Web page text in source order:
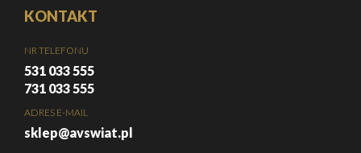
KONTAKT
NR TELEFONU
531 033 555
731 033 555
ADRES E-MAIL
sklep@avswiat.pl